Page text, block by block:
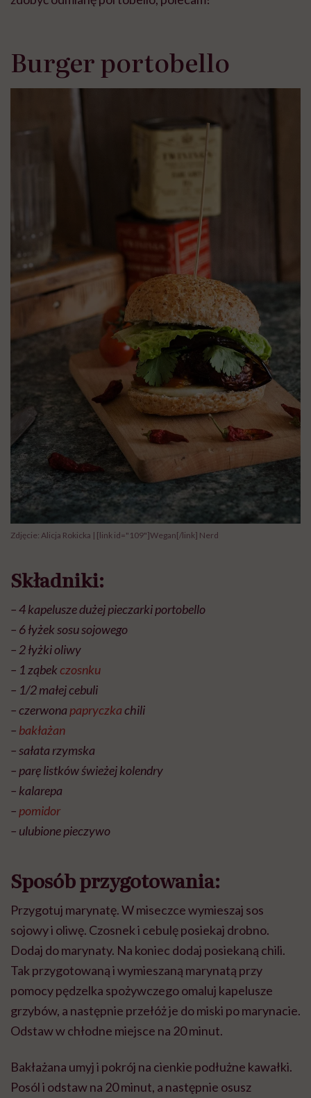
Burger portobello
Zdjęcie: Alicja Rokicka | [link id="109"]Wegan[/link] Nerd
Składniki:
– 4 kapelusze dużej pieczarki portobello
– 6 łyżek sosu sojowego
– 2 łyżki oliwy
– 1 ząbekczosnku
– 1/2 małej cebuli
– czerwona papryczkachili
– bakłażan
– sałata rzymska
– parę listków świeżej kolendry
– kalarepa
– pomidor
– ulubione pieczywo
Sposób przygotowania:
Przygotuj marynatę. W miseczce wymieszaj sos
sojowy i oliwę. Czosnek i cebulę posiekaj drobno.
Dodaj do marynaty. Na koniec dodaj posiekaną chili.
Tak przygotowaną i wymieszaną marynatą przy
pomocy pędzelka spożywczego omaluj kapelusze
grzybów, a następnie przełóż je do miski po marynacie.
Odstaw w chłodne miejsce na 20 minut.
Bakłażana umyj i pokrój na cienkie podłużne kawałki.
Posól i odstaw na 20 minut, a następnie osusz